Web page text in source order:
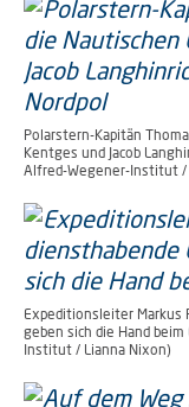
Polarstern-Kapitän
Kentges und Jacob
Alfred-Wegener-Institut /
Expeditionsleiter Markus
geben sich die Hand
Institut / Lianna Nixon)